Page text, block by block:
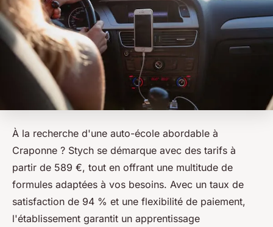
À la recherche d'une auto-école abordable à
Craponne ? Stych se démarque avec des tarifs à
partir de 589 €, tout en offrant une multitude de
formules adaptées à vos besoins. Avec un taux de
satisfaction de 94 % et une flexibilité de paiement,
l'établissement garantit un apprentissage